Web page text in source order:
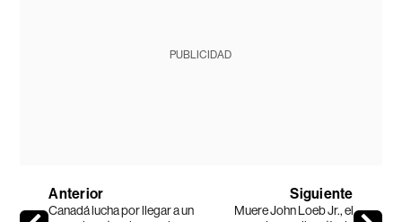
PUBLICIDAD
Anterior
Canadá lucha por llegar a un
Siguiente
Muere John Loeb Jr., el